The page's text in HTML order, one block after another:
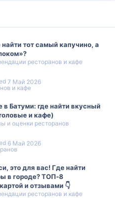
найти тот самый капучино, а
ресторанов и кафе
и кафе
7 Май 2026
в Батуми: где найти вкусный
и кафе)
и оценки ресторанов
6 Май 2026
это для вас! Где найти
в городе? ТОП‑8
и отзывами 👇
ресторанов и кафе